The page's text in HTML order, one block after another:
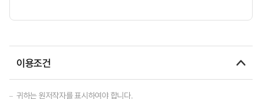
이용조건
귀하는 원저작자를 표시하여야 합니다.